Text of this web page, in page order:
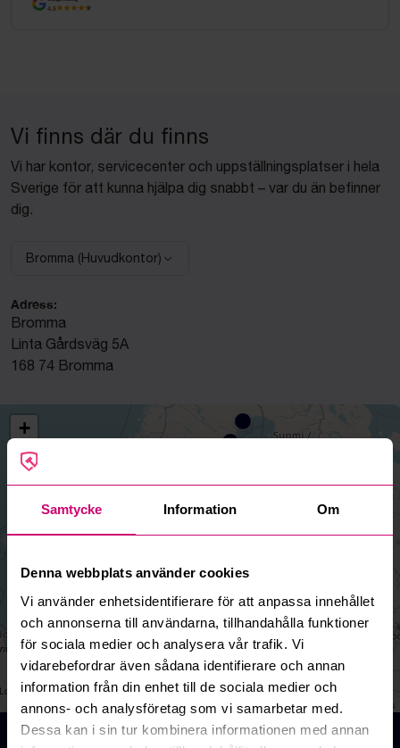
Samtycke Information Om
Denna webbplats använder cookies
Vi använder enhetsidentifierare för att anpassa innehållet
och annonserna till användarna, tillhandahålla funktioner
för sociala medier och analysera vår trafik. Vi
vidarebefordrar även sådana identifierare och annan
information från din enhet till de sociala medier och
annons- och analysföretag som vi samarbetar med.
Dessa kan i sin tur kombinera informationen med annan
4.5
Vi finns där du finns
Vi har kontor, servicecenter och uppställningsplatser i hela
Sverige för att kunna hjälpa dig snabbt – var du än befinner
dig.
Välj anläggning:
Bromma (Huvudkontor)
Adress:
Bromma
Linta Gårdsväg 5A
168 74 Bromma
+
−
Leaflet |©OpenStreetMapcontributors
Auktioner online - Köp och Sälj